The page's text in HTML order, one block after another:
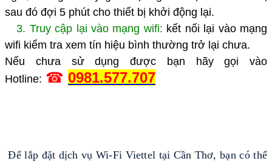
sau đó đợi 5 phút cho thiết bị khởi động lại.
3. Truy cập lại vào mạng wifi: kết nối lại vào mạng
wifi kiểm tra xem tín hiệu bình thường trở lại chưa.
Nếu chưa sử dụng được bạn hãy gọi vào
Hotline: ☎ 0981.577.707
Để lắp đặt dịch vụ Wi-Fi Viettel tại Cần Thơ, bạn có thể